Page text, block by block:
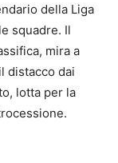
della Liga
squadre. Il
mira a
distacco dai
lotta per la